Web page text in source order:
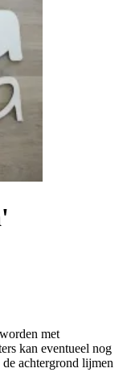
met
kan eventueel nog
achtergrond lijmen